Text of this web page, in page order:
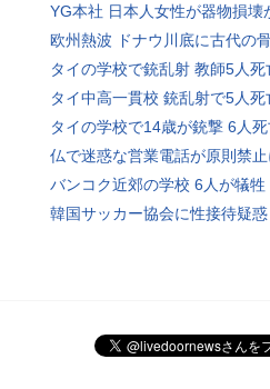
YG本社 日本人女性が器物損壊
欧州熱波 ドナウ川底に古代の
タイの学校で銃乱射 教師5人死
タイ中高一貫校 銃乱射で5人死
タイの学校で14歳が銃撃 6人
仏で迷惑な営業電話が原則禁止
バンコク近郊の学校 6人が犠牲
韓国サッカー協会に性接待疑惑